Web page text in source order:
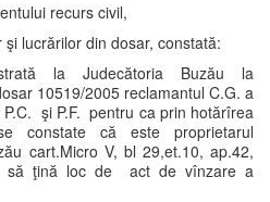
recurs civil,
lucrărilor din dosar, constată:
la Judecătoria Buzău la
10519/2005 reclamantul C.G. a
şi P.F. pentru ca prin hotărîrea
constate că este proprietarul
cart.Micro V, bl 29,et.10, ap.42,
să ţină loc de act de vînzare a